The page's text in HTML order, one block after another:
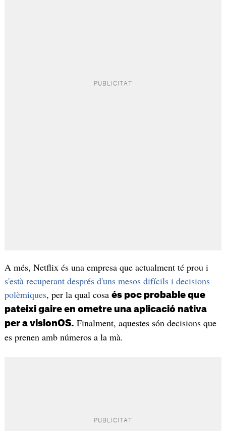
A més, Netflix és una empresa que actualment té prou i
s'està recuperant després d'uns mesos difícils i decisions
polèmiques, per la qual cosa és poc probable que
pateixi gaire en ometre una aplicació nativa
per a visionOS. Finalment, aquestes són decisions que
es prenen amb números a la mà.